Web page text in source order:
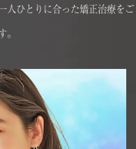
人ひとりに合った矯正治療をご